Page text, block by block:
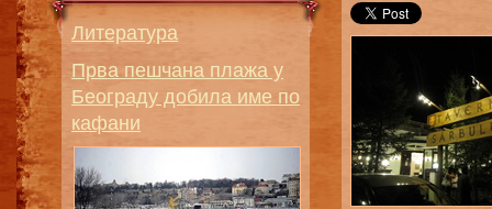
Литература
Прва пешчана плажа у
Београду добила име по
кафани